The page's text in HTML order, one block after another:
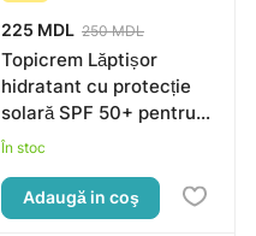
225 MDL 250 MDL
Topicrem Lăptișor
hidratant cu protecție
solară SPF 50+ pentru
față și corp, 50ml
În stoc
Adaugă in coş